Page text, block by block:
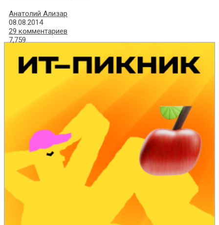
Анатолий Ализар
08.08.2014
29 комментариев
7,759